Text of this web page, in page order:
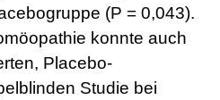
(P = 0,043).
konnte auch
Placebo-
Studie bei